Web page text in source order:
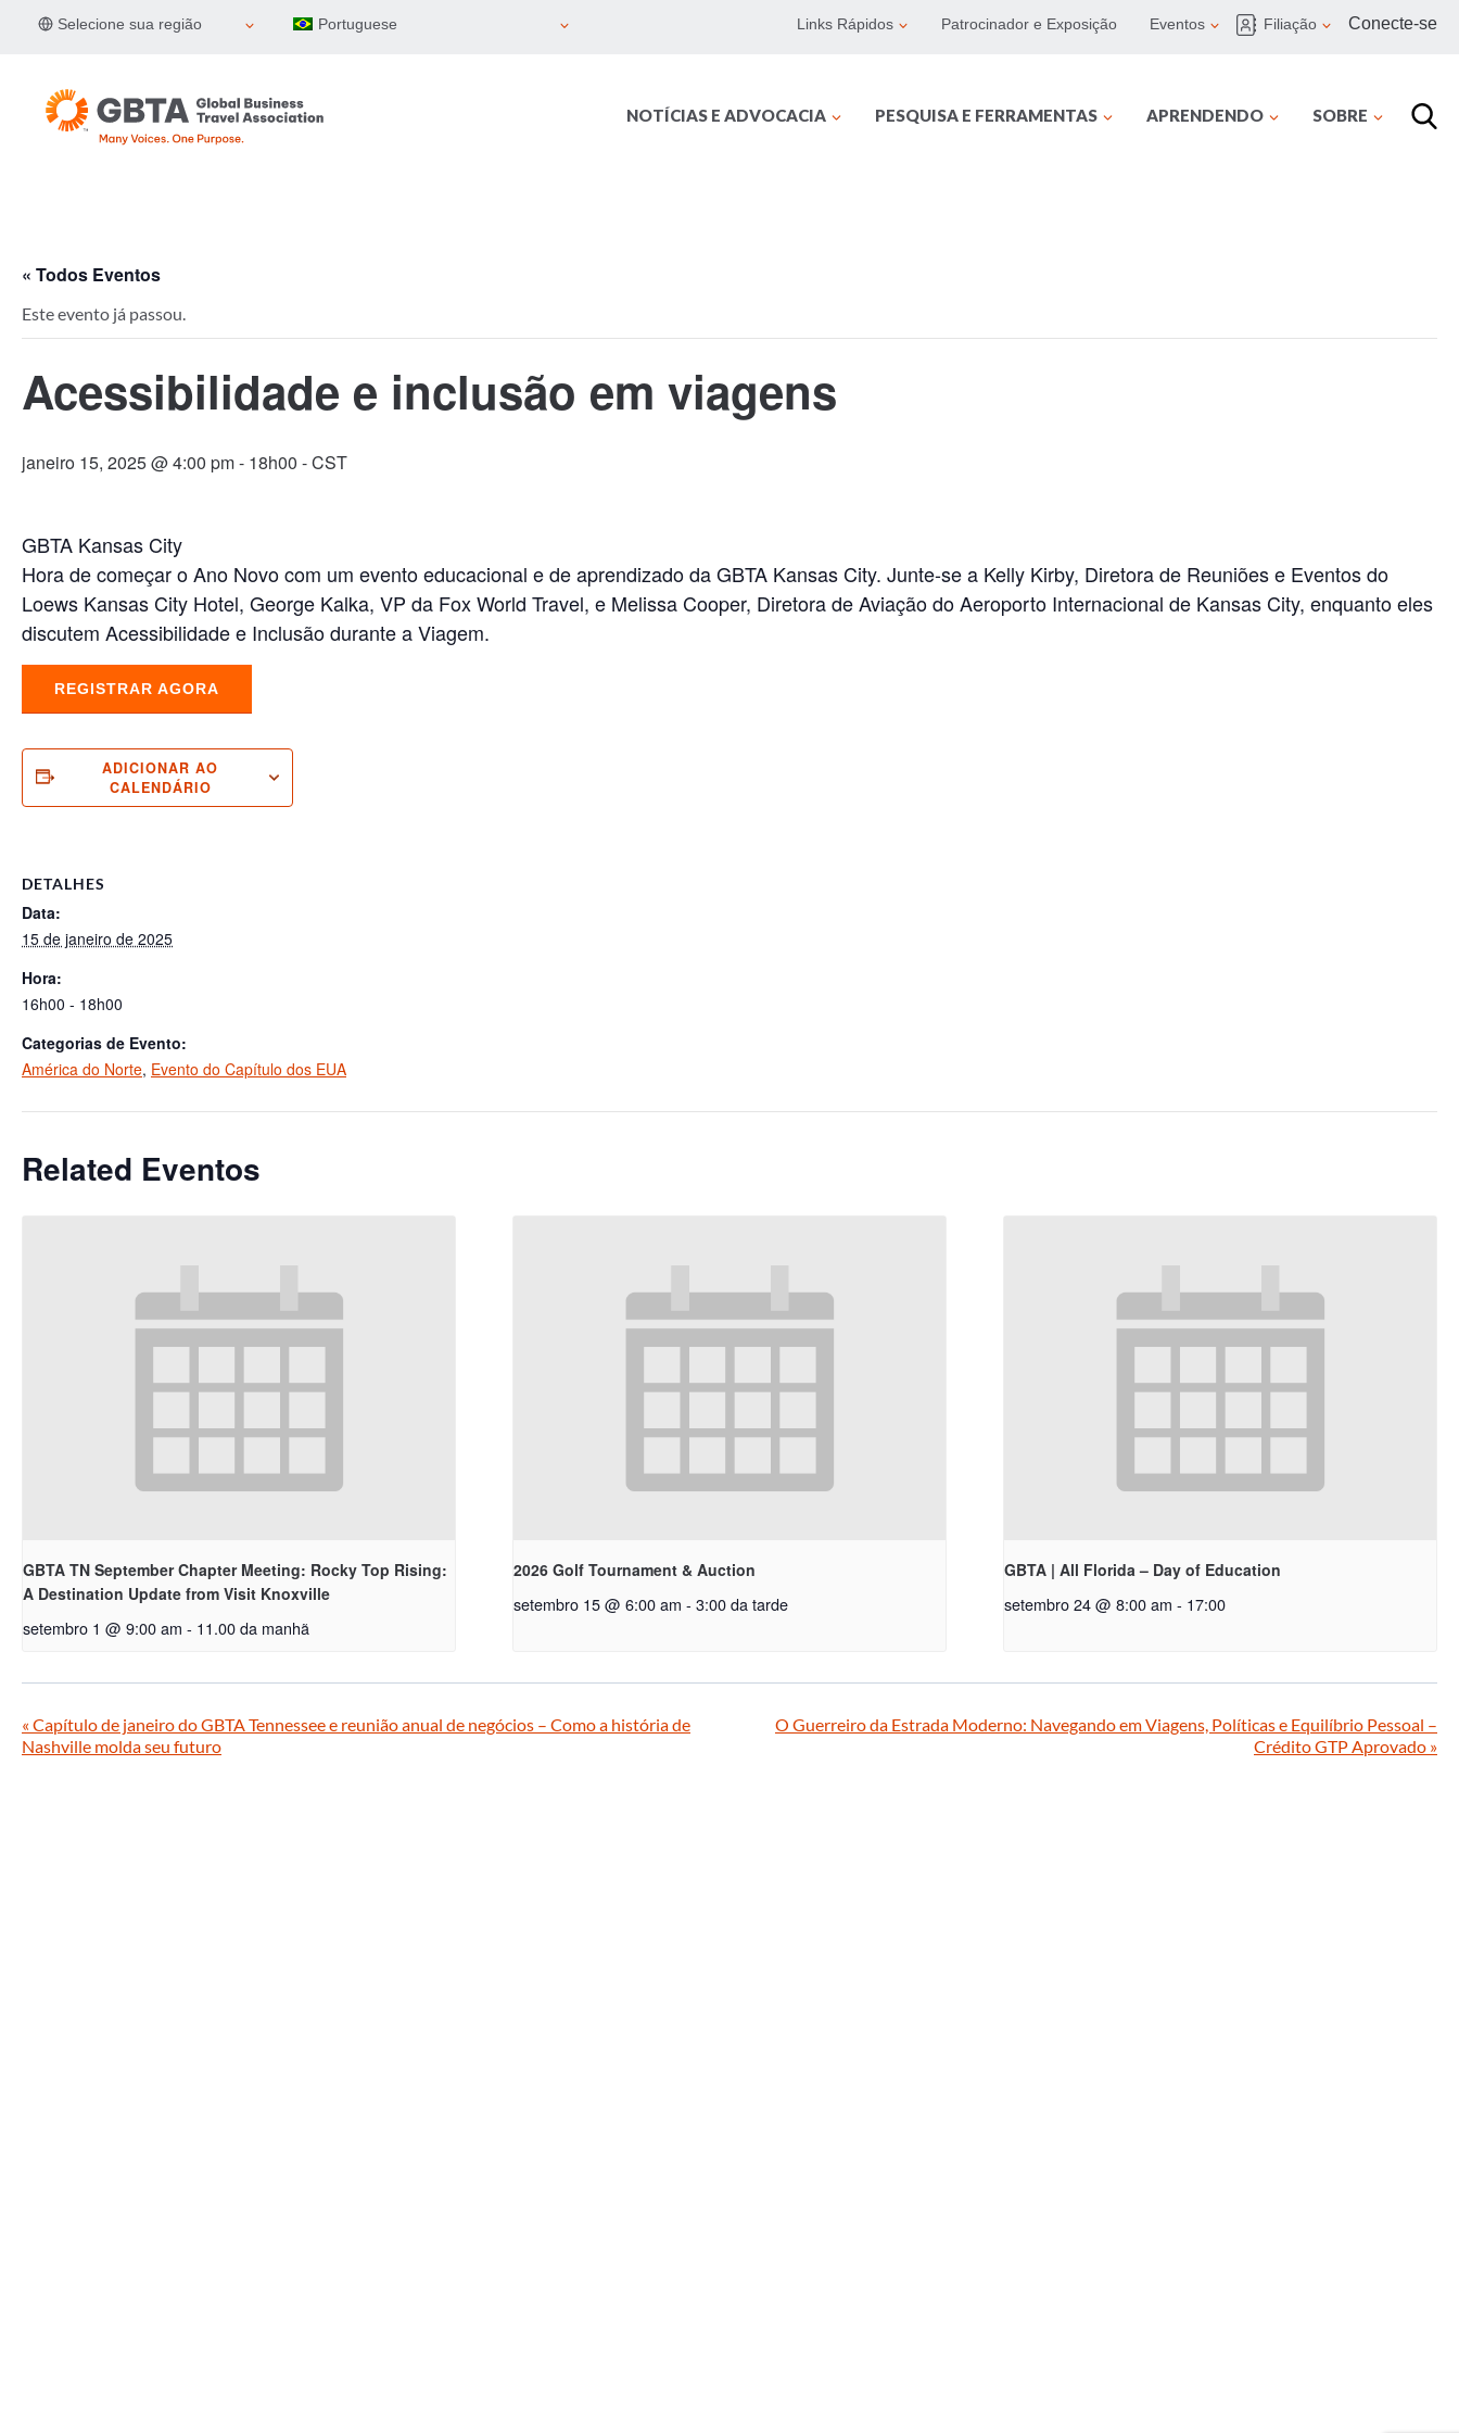
Selecione sua região Portuguese Links Rápidos Patrocinador e Exposição Eventos Filiação Conecte-se
NOTÍCIAS E ADVOCACIA PESQUISA E FERRAMENTAS APRENDENDO SOBRE
« Todos Eventos
Este evento já passou.
Acessibilidade e inclusão em viagens
janeiro 15, 2025 @ 4:00 pm- 18h00 - CST
GBTA Kansas City
Hora de começar o Ano Novo com um evento educacional e de aprendizado da GBTA Kansas City. Junte-se a Kelly Kirby, Diretora de Reuniões e Eventos do
Loews Kansas City Hotel, George Kalka, VP da Fox World Travel, e Melissa Cooper, Diretora de Aviação do Aeroporto Internacional de Kansas City, enquanto eles
discutem Acessibilidade e Inclusão durante a Viagem.
REGISTRAR AGORA
ADICIONAR AO
CALENDÁRIO
DETALHES
Data:
15 de janeiro de 2025
Hora:
16h00 - 18h00
Categorias de Evento:
América do Norte, Evento do Capítulo dos EUA
Related Eventos
GBTA TN September Chapter Meeting: Rocky Top Rising:
A Destination Update from Visit Knoxville
setembro 1 @ 9:00 am - 11.00 da manhã
2026 Golf Tournament & Auction
setembro 15 @ 6:00 am - 3:00 da tarde
GBTA | All Florida – Day of Education
setembro 24 @ 8:00 am - 17:00
« Capítulo de janeiro do GBTA Tennessee e reunião anual de negócios – Como a história de
Nashville molda seu futuro
O Guerreiro da Estrada Moderno: Navegando em Viagens, Políticas e Equilíbrio Pessoal –
Crédito GTP Aprovado »